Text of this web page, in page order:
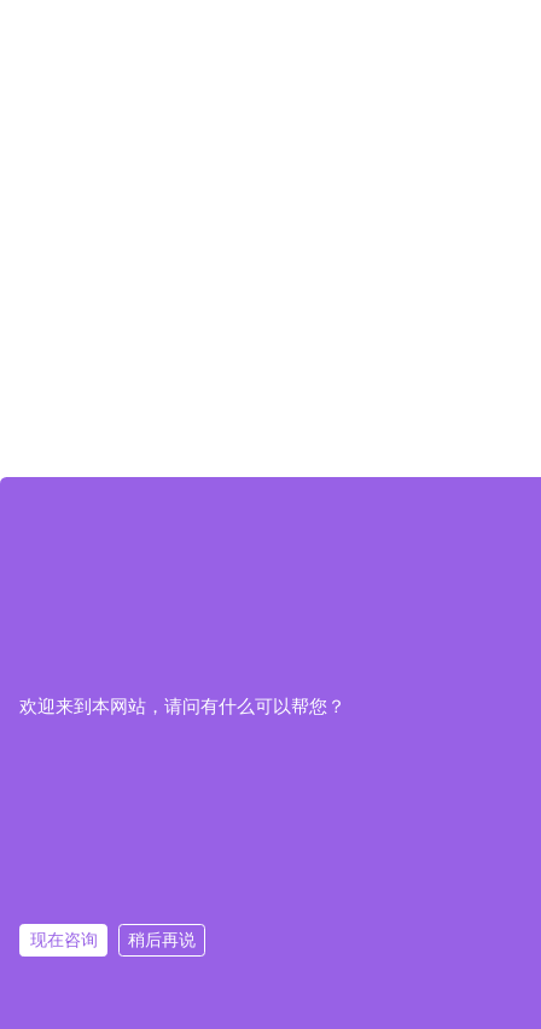
欢迎来到本网站，请问有什么可以帮您？
现在咨询 稍后再说